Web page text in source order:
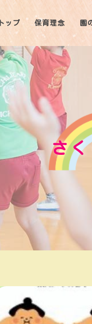
トップ 保育理念 園
さ